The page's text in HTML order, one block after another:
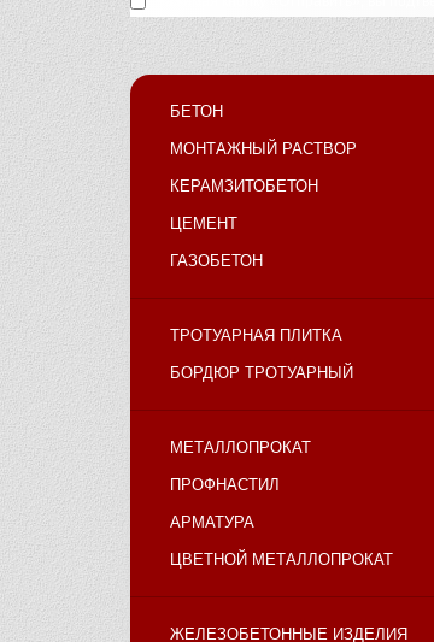
БЕТОН
МОНТАЖНЫЙ РАСТВОР
КЕРАМЗИТОБЕТОН
ЦЕМЕНТ
ГАЗОБЕТОН
ТРОТУАРНАЯ ПЛИТКА
БОРДЮР ТРОТУАРНЫЙ
МЕТАЛЛОПРОКАТ
ПРОФНАСТИЛ
АРМАТУРА
ЦВЕТНОЙ МЕТАЛЛОПРОКАТ
ЖЕЛЕЗОБЕТОННЫЕ ИЗДЕЛИЯ